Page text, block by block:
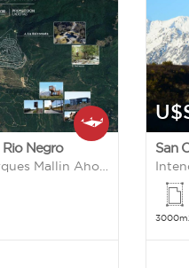
Rio Negro
Intendente Mario E Marques Mallin Ahogado S/N
San